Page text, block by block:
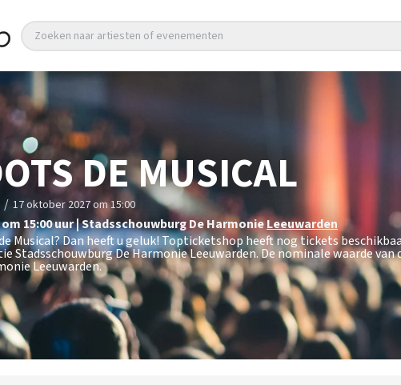
Zoeken naar artiesten of evenementen
DE MUSICAL
/ 17 oktober 2027 om 15:00
15:00uur|Stadsschouwburg De HarmonieLeeuwarden
Musical? Dan heeft u geluk! Topticketshop heeft nog tickets
Stadsschouwburg De Harmonie Leeuwarden. De nominale waarde
Leeuwarden.